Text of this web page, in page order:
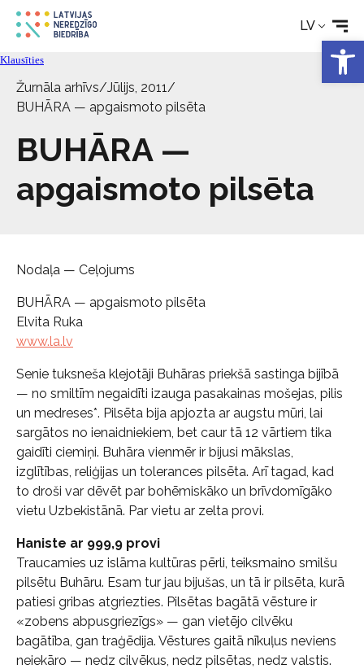
LV
Klausīties
Žurnāla arhīvs/Jūlijs, 2011/
BUHĀRA — apgaismoto pilsēta
BUHĀRA —
apgaismoto pilsēta
Nodaļa — Ceļojums
BUHĀRA — apgaismoto pilsēta
Elvita Ruka
www.la.lv
Senie tuksneša klejotāji Buhāras priekšā sastinga bijībā
— no smiltīm negaidīti izauga pasakainas mošejas, pilis
un medreses*. Pilsēta bija apjozta ar augstu mūri, lai
sargātos no ienaidniekiem, bet caur tā 12 vārtiem tika
gaidīti ciemiņi. Buhāra vienmēr ir bijusi mākslas,
izglītības, reliģijas un tolerances pilsēta. Arī tagad, kad
to droši var dēvēt par bohēmiskāko un brīvdomīgāko
vietu Uzbekistānā. Par vietu ar zelta provi.
Haniste ar 999,9 provi
Traucamies uz islāma kultūras pērli, teiksmaino smilšu
pilsētu Buhāru. Esam tur jau bijušas, un tā ir pilsēta, kurā
patiesi gribas atgriezties. Pilsētas bagātā vēsture ir
«zobens abpusgriezīgs» — gan vietējo cilvēku
bagātība, gan traģēdija. Vēstures gaitā nīkuļus neviens
neiekāro — nedz cilvēkus, nedz pilsētas, nedz valstis.